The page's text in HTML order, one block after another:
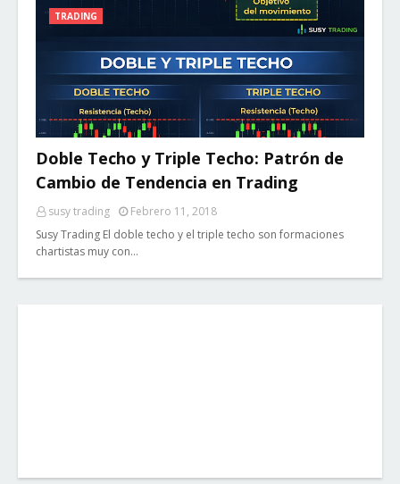
TRADING
Doble Techo y Triple Techo: Patrón de
Cambio de Tendencia en Trading
susy trading
Febrero 11, 2018
Susy Trading El doble techo y el triple techo son formaciones
chartistas muy con…